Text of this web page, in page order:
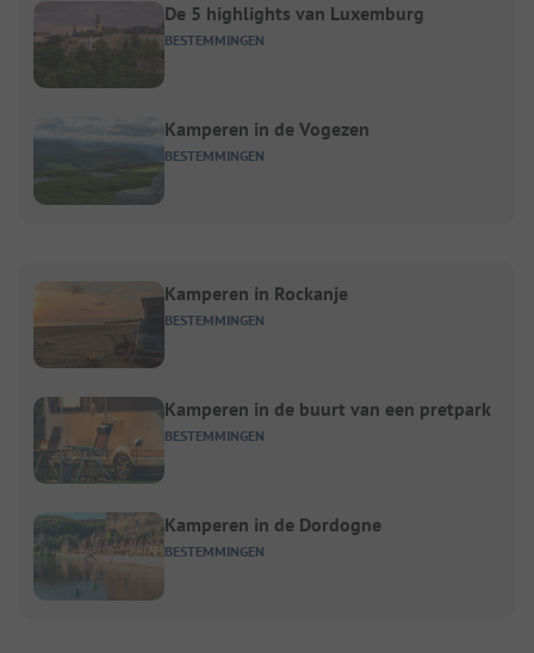
BESTEMMINGEN
De 5 highlights van Luxemburg
BESTEMMINGEN
Kamperen in de Vogezen
BESTEMMINGEN
Kamperen in Rockanje
BESTEMMINGEN
Kamperen in de buurt van een pretpark
BESTEMMINGEN
Kamperen in de Dordogne